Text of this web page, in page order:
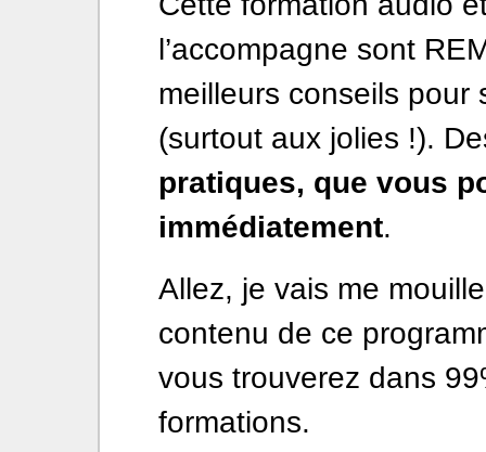
l’accompagne sont
meilleurs conseils pour
(surtout aux jolies !).
pratiques, que vous
immédiatement.
Allez, je vais me
contenu de ce
vous trouverez dans
formations.